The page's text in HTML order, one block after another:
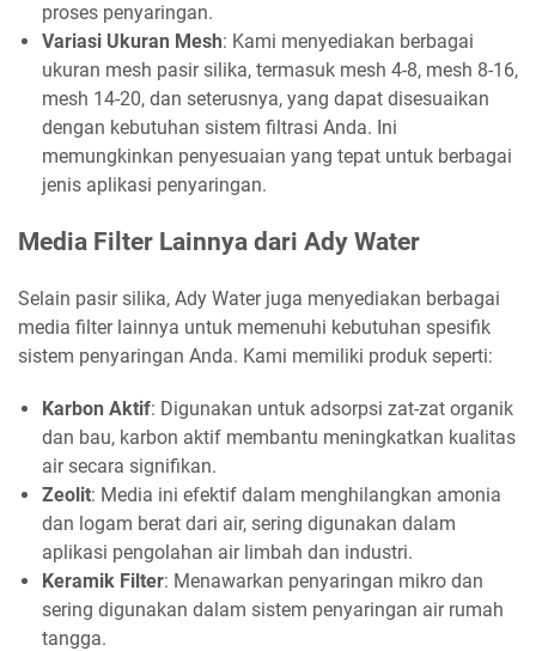
proses penyaringan.
Variasi Ukuran Mesh: Kami menyediakan berbagai
ukuran mesh pasir silika, termasuk mesh 4-8, mesh 8-16,
mesh 14-20, dan seterusnya, yang dapat disesuaikan
dengan kebutuhan sistem filtrasi Anda. Ini
memungkinkan penyesuaian yang tepat untuk berbagai
jenis aplikasi penyaringan.
Media Filter Lainnya dari Ady Water
Selain pasir silika, Ady Water juga menyediakan berbagai
media filter lainnya untuk memenuhi kebutuhan spesifik
sistem penyaringan Anda. Kami memiliki produk seperti:
Karbon Aktif: Digunakan untuk adsorpsi zat-zat organik
dan bau, karbon aktif membantu meningkatkan kualitas
air secara signifikan.
Zeolit: Media ini efektif dalam menghilangkan amonia
dan logam berat dari air, sering digunakan dalam
aplikasi pengolahan air limbah dan industri.
Keramik Filter: Menawarkan penyaringan mikro dan
sering digunakan dalam sistem penyaringan air rumah
tangga.